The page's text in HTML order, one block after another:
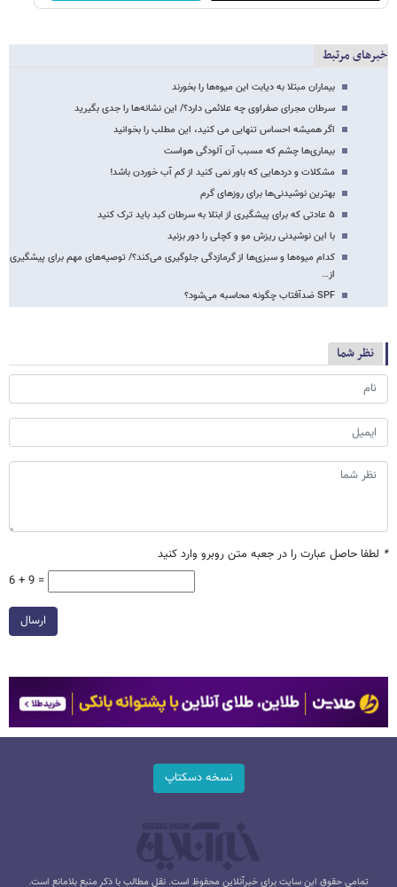
خبرهای مرتبط
بیماران مبتلا به دیابت این میوه‌ها را بخورند
سرطان مجرای صفراوی چه علائمی دارد؟/ این نشانه‌ها را جدی بگیرید
اگر همیشه احساس تنهایی می کنید، این مطلب را بخوانید
بیماری‌ها چشم که مسبب آن آلودگی هواست
مشکلات و دردهایی که باور نمی کنید از کم آب خوردن باشد!
بهترین نوشیدنی‌ها برای روزهای گرم
۵ عادتی که برای پیشگیری از ابتلا به سرطان کبد باید ترک کنید
با این نوشیدنی ریزش مو و کچلی را دور بزنید
کدام میوه‌ها و سبزی‌ها از گرمازدگی جلوگیری می‌کند؟/ توصیه‌های مهم برای پیشگیری
از…
SPF ضدآفتاب چگونه محاسبه می‌شود؟
نظر شما
* لطفا حاصل عبارت را در جعبه متن روبرو وارد کنید
6 + 9 =
ارسال
نسخه دسکتاپ
تمامی حقوق این سایت برای خبرآنلاین محفوظ است. نقل مطالب با ذکر منبع بلامانع است.